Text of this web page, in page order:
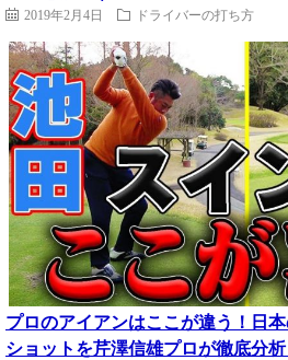
2019年2月4日 ドライバーの打ち方
プロのアイアンはここが違う！日
ショットを芹澤信雄プロが徹底分